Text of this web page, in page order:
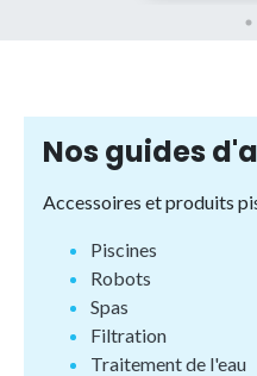
Nos guides
Accessoires et produits
Piscines
Robots
Spas
Filtration
Traitement de l'eau